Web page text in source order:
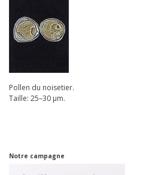
Pollen du noisetier.
Taille: 25–30 µm.
Notre campagne